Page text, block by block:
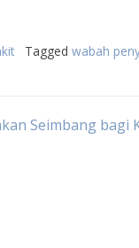
Tagged wabah
Seimbang bagi